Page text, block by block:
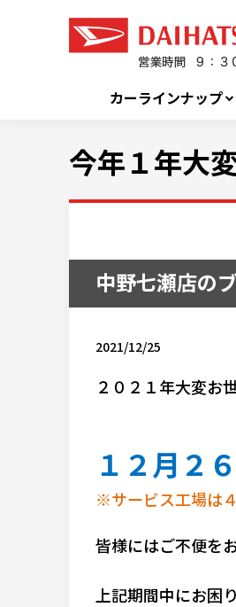
カーラインナップ
今年１年大
中野七瀬店の
2021/12/25
２０２１年大変お
１２月２
※サービス工場は
皆様にはご不便を
上記期間中にお困